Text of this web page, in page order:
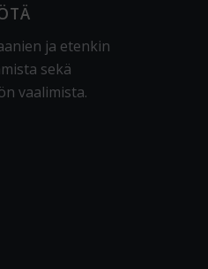
ja etenkin
sekä
vaalimista.